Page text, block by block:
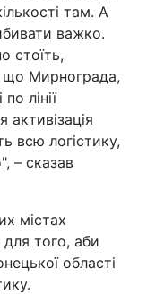
там. А
важко.
стоїть,
що Мирнограда,
лінії
активізація
всю логістику,
– сказав
містах
того, аби
області